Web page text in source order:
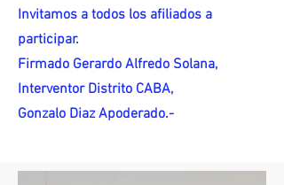
Invitamos a todos los afiliados a
participar.
Firmado Gerardo Alfredo Solana,
Interventor Distrito CABA,
Gonzalo Diaz Apoderado.-